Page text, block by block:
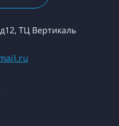
ТЦ Вертикаль